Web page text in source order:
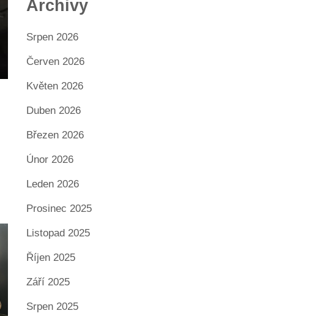
Archivy
Srpen 2026
Červen 2026
Květen 2026
Duben 2026
Březen 2026
Únor 2026
Leden 2026
Prosinec 2025
Listopad 2025
Říjen 2025
Září 2025
Srpen 2025